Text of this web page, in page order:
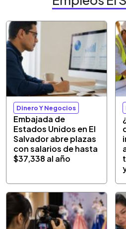
Dinero Y Negocios
Embajada de
Estados Unidos en El
Salvador abre plazas
con salarios de hasta
$37,338 al año